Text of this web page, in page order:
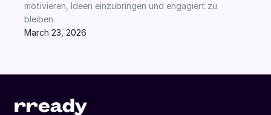
motivieren, Ideen einzubringen und engagiert zu
bleiben.
March 23, 2026